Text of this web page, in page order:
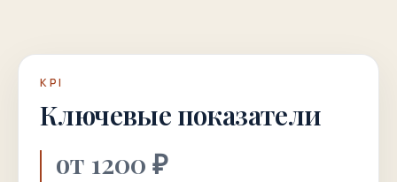
KPI
Ключевые показатели
от 1200 ₽